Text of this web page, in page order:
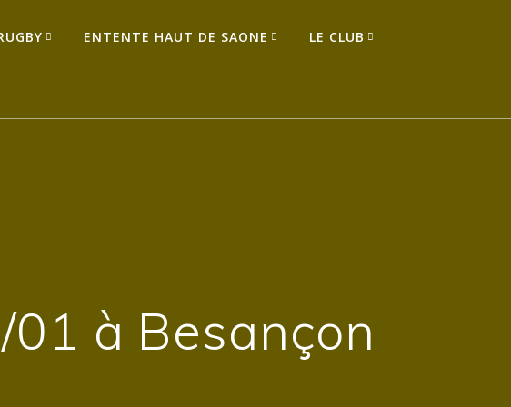
ENTENTE HAUT DE SAONE LE CLUB
à Besançon